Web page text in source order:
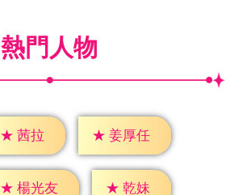
熱門人物
★ 茜拉 ★ 姜厚任
★ 楊光友 ★ 乾妹